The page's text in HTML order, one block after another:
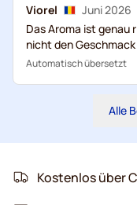
Viorel
Juni 2026
Das Aroma ist
nicht den
Automatisch übersetzt
Alle
Kostenlos über